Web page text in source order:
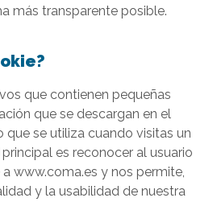
más transparente posible.
que contienen pequeñas
que se descargan en el
que se utiliza cuando visitas un
es reconocer al usuario
www.coma.es y nos permite,
y la usabilidad de nuestra